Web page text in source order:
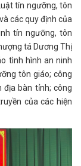
tín ngưỡng, tôn
các quy định của
tín ngưỡng, tôn
tá Dương Thị
tình hình an ninh
tôn giáo; công
bàn tỉnh; công
của các hiện